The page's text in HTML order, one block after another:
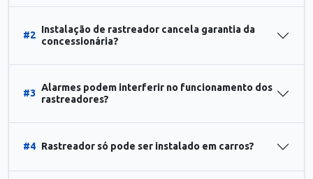
#2
Instalação de rastreador cancela garantia da
concessionária?
#3
Alarmes podem interferir no funcionamento dos
rastreadores?
#4 Rastreador só pode ser instalado em carros?